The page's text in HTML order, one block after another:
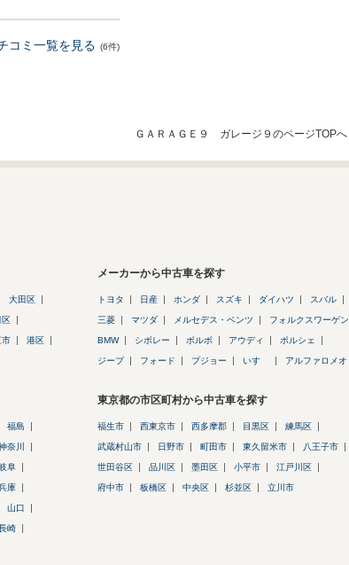
コミ一覧を見る (6件)
ＧＡＲＡＧＥ９ ガレージ９のページTOPへ
大田区
区
市 港区
メーカーから中古車を探す
トヨタ 日産 ホンダ スズキ ダイハツ スバル
三菱 マツダ メルセデス・ベンツ フォルクスワーゲン
BMW シボレー ボルボ アウディ ポルシェ
ジープ フォード プジョー いすゞ アルファロメオ
福島
奈川
阜
庫
山口
崎
東京都の市区町村から中古車を探す
福生市 西東京市 西多摩郡 目黒区 練馬区
武蔵村山市 日野市 町田市 東久留米市 八王子市
世田谷区 品川区 墨田区 小平市 江戸川区
府中市 板橋区 中央区 杉並区 立川市